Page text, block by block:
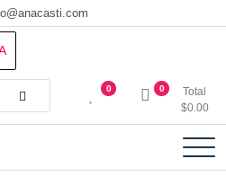
SA
de flores y plantas. juguetes,
0 0
Total
$0.00